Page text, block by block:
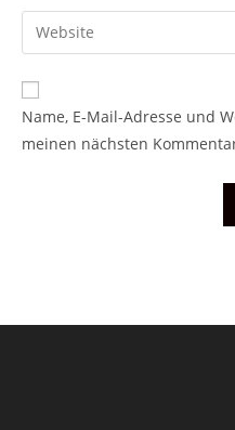
zum
Kommentieren
ein
E-
Mail-
zum
Kommentieren
ein
Gib
deine
Website-
URL
Name, E-Mail-Adresse und
meinen nächsten